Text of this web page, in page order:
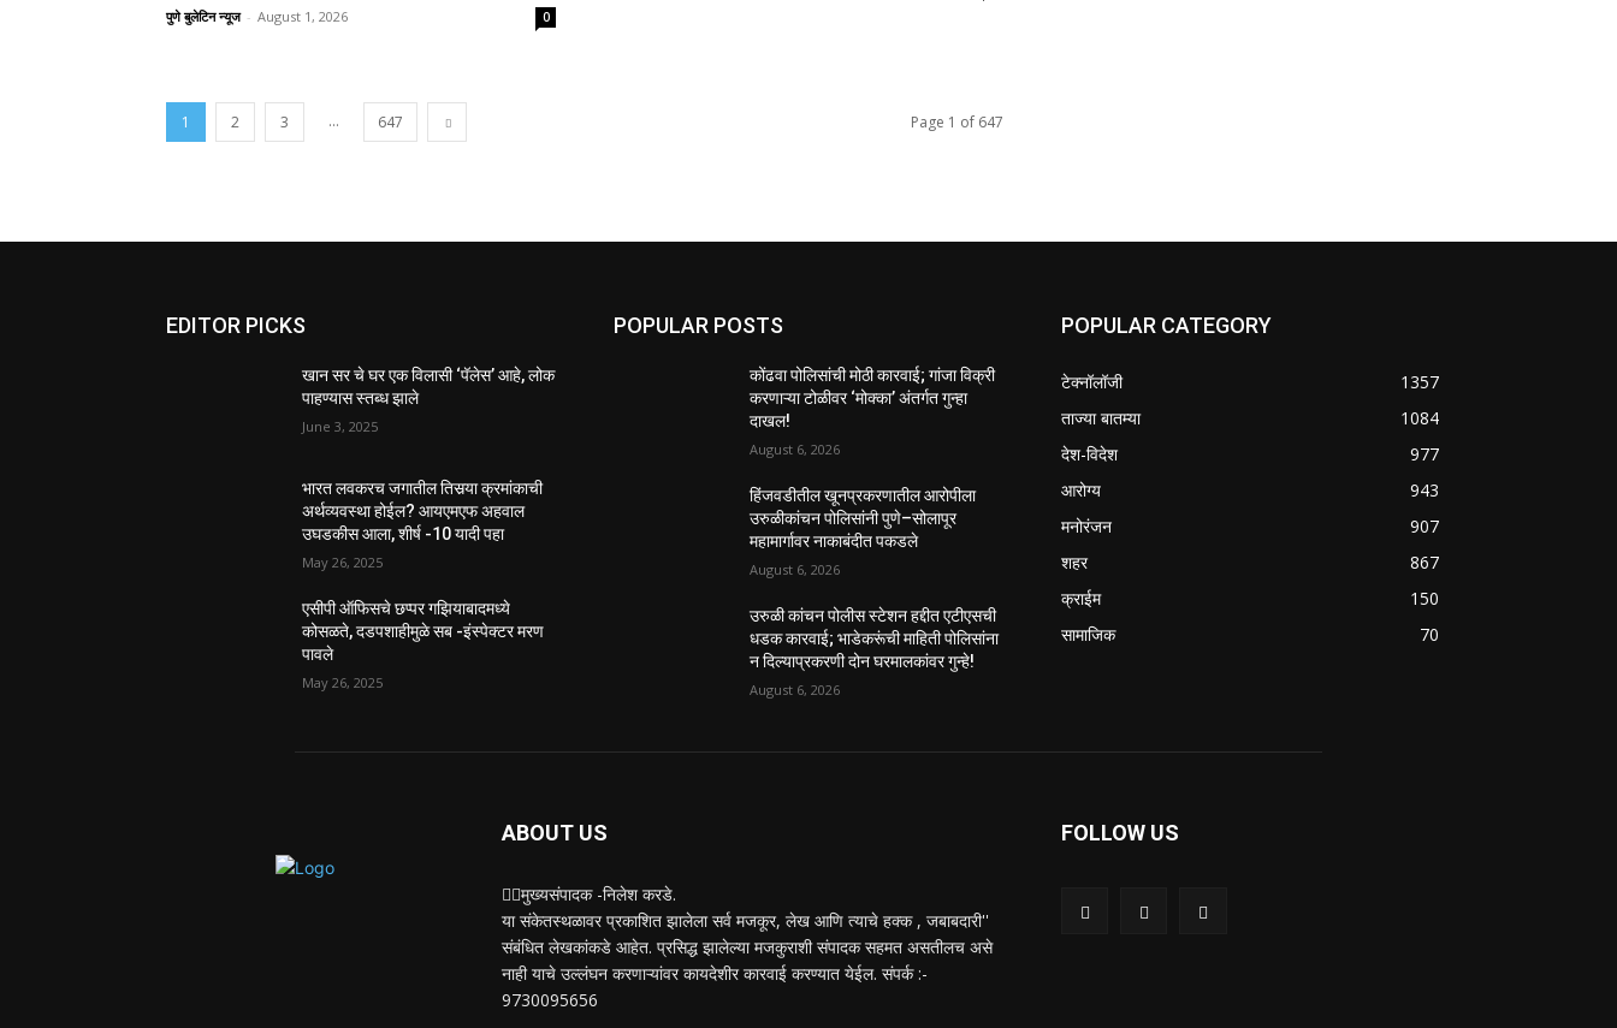
पुणे बुलेटिन न्यूज - August 1, 2026 0
1 2 3 ... 647 Page 1 of 647
EDITOR PICKS
खान सर चे घर एक विलासी ‘पॅलेस’ आहे, लोक
पाहण्यास स्तब्ध झाले
June 3, 2025
भारत लवकरच जगातील तिसर्‍या क्रमांकाची
अर्थव्यवस्था होईल? आयएमएफ अहवाल
उघडकीस आला, शीर्ष -10 यादी पहा
May 26, 2025
एसीपी ऑफिसचे छप्पर गझियाबादमध्ये
कोसळते, दडपशाहीमुळे सब -इंस्पेक्टर मरण
पावले
May 26, 2025
POPULAR POSTS
कोंढवा पोलिसांची मोठी कारवाई; गांजा विक्री
करणाऱ्या टोळीवर ‘मोक्का’ अंतर्गत गुन्हा
दाखल!
August 6, 2026
हिंजवडीतील खूनप्रकरणातील आरोपीला
उरुळीकांचन पोलिसांनी पुणे–सोलापूर
महामार्गावर नाकाबंदीत पकडले
August 6, 2026
उरुळी कांचन पोलीस स्टेशन हद्दीत एटीएसची
धडक कारवाई; भाडेकरूंची माहिती पोलिसांना
न दिल्याप्रकरणी दोन घरमालकांवर गुन्हे!
August 6, 2026
POPULAR CATEGORY
टेक्नॉलॉजी
1357
ताज्या बातम्या
1084
देश-विदेश
977
आरोग्य
943
मनोरंजन
907
शहर
867
क्राईम
150
सामाजिक
70
ABOUT US
✍🏻मुख्यसंपादक -निलेश करडे.
या संकेतस्थळावर प्रकाशित झालेला सर्व मजकूर, लेख आणि त्याचे हक्क , जबाबदारी''
संबंधित लेखकांकडे आहेत. प्रसिद्ध झालेल्या मजकुराशी संपादक सहमत असतीलच असे
नाही याचे उल्लंघन करणाऱ्यांवर कायदेशीर कारवाई करण्यात येईल. संपर्क :-
9730095656
FOLLOW US